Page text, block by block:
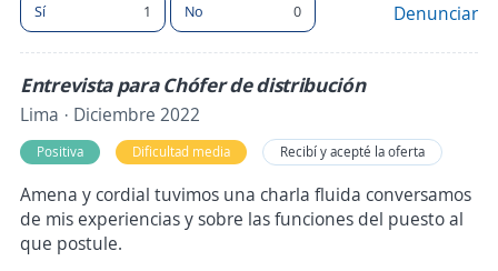
Sí 1 No 0 Denunciar
Entrevista para Chófer de distribución
Lima · Diciembre 2022
Positiva Dificultad media Recibí y acepté la oferta
Amena y cordial tuvimos una charla fluida conversamos
de mis experiencias y sobre las funciones del puesto al
que postule.